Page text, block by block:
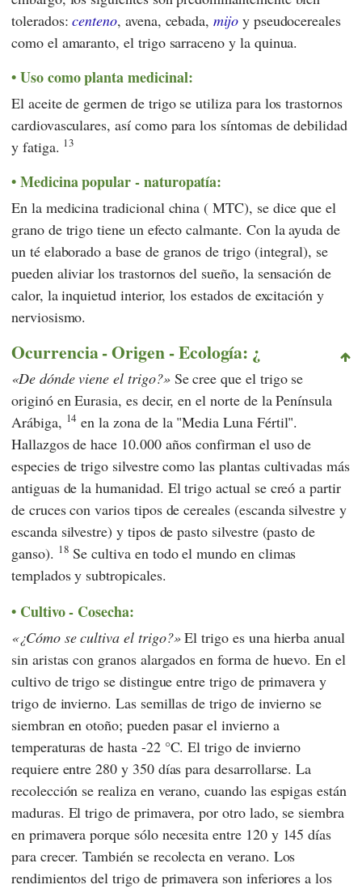
tolerados:centeno, avena, cebada,mijoy pseudocereales
como el amaranto, el trigo sarraceno y la quinua.
Uso como planta medicinal:
El aceite de germen de trigo se utiliza para los trastornos
cardiovasculares, así como para los síntomas de debilidad
y fatiga. 13
Medicina popular - naturopatía:
En la medicina tradicional china (MTC), se dice que el
grano de trigo tiene un efecto calmante. Con la ayuda de
un té elaborado a base de granos de trigo (integral), se
pueden aliviar los trastornos del sueño, la sensación de
calor, la inquietud interior, los estados de excitación y
nerviosismo.
Ocurrencia - Origen - Ecología: ¿
De dónde viene el trigo? Se cree que el trigo se
originó en Eurasia, es decir, en el norte de la Península
Arábiga, 14 en la zona de la "Media Luna Fértil".
Hallazgos de hace 10.000 años confirman el uso de
especies de trigo silvestre como las plantas cultivadas más
antiguas de la humanidad. El trigo actual se creó a partir
de cruces con varios tipos de cereales (escanda silvestre y
escanda silvestre) y tipos de pasto silvestre (pasto de
ganso). 18 Se cultiva en todo el mundo en climas
templados y subtropicales.
Cultivo - Cosecha:
¿Cómo se cultiva el trigo? El trigo es una hierba anual
sin aristas con granos alargados en forma de huevo. En el
cultivo de trigo se distingue entre trigo de primavera y
trigo de invierno. Las semillas de trigo de invierno se
siembran en otoño; pueden pasar el invierno a
temperaturas de hasta -22 °C. El trigo de invierno
requiere entre 280 y 350 días para desarrollarse. La
recolección se realiza en verano, cuando las espigas están
maduras. El trigo de primavera, por otro lado, se siembra
en primavera porque sólo necesita entre 120 y 145 días
para crecer. También se recolecta en verano. Los
rendimientos del trigo de primavera son inferiores a los